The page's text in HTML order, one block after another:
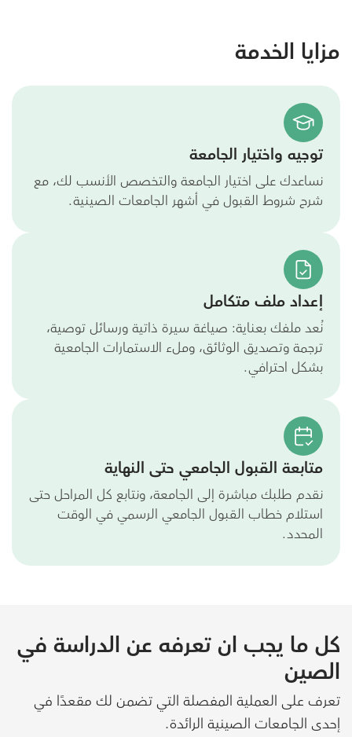
مزايا الخدمة
توجيه واختيار الجامعة
نساعدك على اختيار الجامعة والتخصص الأنسب لك، مع
شرح شروط القبول في أشهر الجامعات الصينية.
إعداد ملف متكامل
نُعد ملفك بعناية: صياغة سيرة ذاتية ورسائل توصية،
ترجمة وتصديق الوثائق، وملء الاستمارات الجامعية
بشكل احترافي.
متابعة القبول الجامعي حتى النهاية
نقدم طلبك مباشرة إلى الجامعة، ونتابع كل المراحل حتى
استلام خطاب القبول الجامعي الرسمي في الوقت
المحدد.
كل ما يجب ان تعرفه عن الدراسة في
الصين
تعرف على العملية المفصلة التي تضمن لك مقعدًا في
إحدى الجامعات الصينية الرائدة.